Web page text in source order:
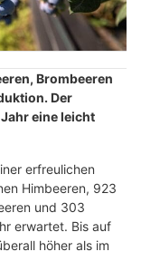
Brombeeren
Der
eine leicht
erfreulichen
Himbeeren, 923
und 303
erwartet. Bis auf
höher als im